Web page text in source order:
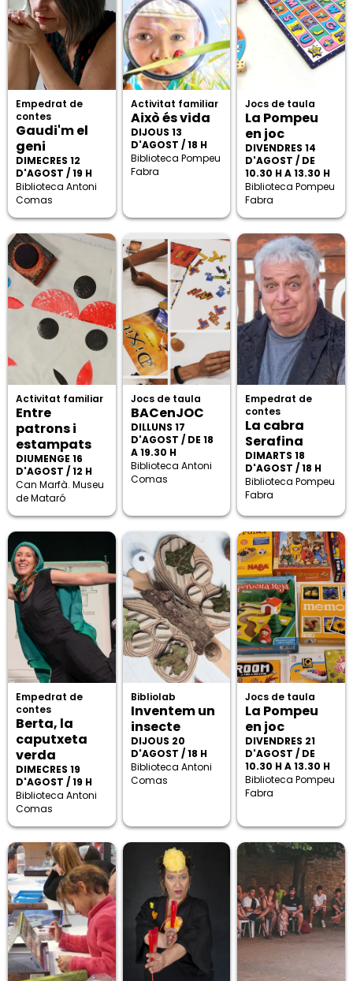
Empedrat de
contes
Gaudi'm el
geni
DIMECRES 12
D'AGOST / 19 H
Biblioteca Antoni
Comas
Activitat familiar
Això és vida
DIJOUS 13
D'AGOST / 18 H
Biblioteca Pompeu
Fabra
Jocs de taula
La Pompeu
en joc
DIVENDRES 14
D'AGOST / DE
10.30 H A 13.30 H
Biblioteca Pompeu
Fabra
Activitat familiar
Entre
patrons i
estampats
DIUMENGE 16
D'AGOST / 12 H
Can Marfà. Museu
de Mataró
Jocs de taula
BACenJOC
DILLUNS 17
D'AGOST / DE 18
A 19.30 H
Biblioteca Antoni
Comas
Empedrat de
contes
La cabra
Serafina
DIMARTS 18
D'AGOST / 18 H
Biblioteca Pompeu
Fabra
Empedrat de
contes
Berta, la
caputxeta
verda
DIMECRES 19
D'AGOST / 19 H
Biblioteca Antoni
Comas
Bibliolab
Inventem un
insecte
DIJOUS 20
D'AGOST / 18 H
Biblioteca Antoni
Comas
Jocs de taula
La Pompeu
en joc
DIVENDRES 21
D'AGOST / DE
10.30 H A 13.30 H
Biblioteca Pompeu
Fabra